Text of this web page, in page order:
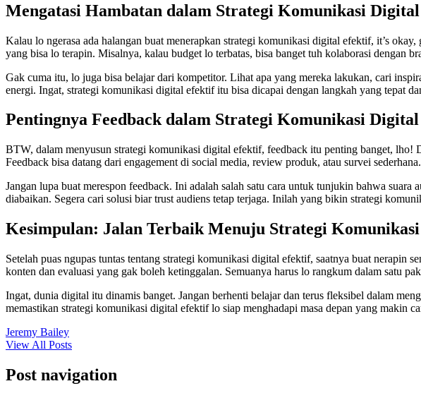
Mengatasi Hambatan dalam Strategi Komunikasi
Kalau lo ngerasa ada halangan buat menerapkan strategi komunikasi digital efektif, it’s
yang bisa lo terapin. Misalnya, kalau budget lo terbatas, bisa banget tuh kolaborasi dengan
Gak cuma itu, lo juga bisa belajar dari kompetitor. Lihat apa yang mereka lakukan, cari
energi. Ingat, strategi komunikasi digital efektif itu bisa dicapai dengan langkah yang tepat
Pentingnya Feedback dalam Strategi Komunikasi
BTW, dalam menyusun strategi komunikasi digital efektif, feedback itu penting banget,
Feedback bisa datang dari engagement di social media, review produk, atau survei sederhana.
Jangan lupa buat merespon feedback. Ini adalah salah satu cara untuk tunjukin bahwa
diabaikan. Segera cari solusi biar trust audiens tetap terjaga. Inilah yang bikin strategi
Kesimpulan: Jalan Terbaik Menuju Strategi
Setelah puas ngupas tuntas tentang strategi komunikasi digital efektif, saatnya buat nerapin
konten dan evaluasi yang gak boleh ketinggalan. Semuanya harus lo rangkum dalam satu
Ingat, dunia digital itu dinamis banget. Jangan berhenti belajar dan terus fleksibel dalam
memastikan strategi komunikasi digital efektif lo siap menghadapi masa depan yang makin
Jeremy Bailey
View All Posts
Post navigation